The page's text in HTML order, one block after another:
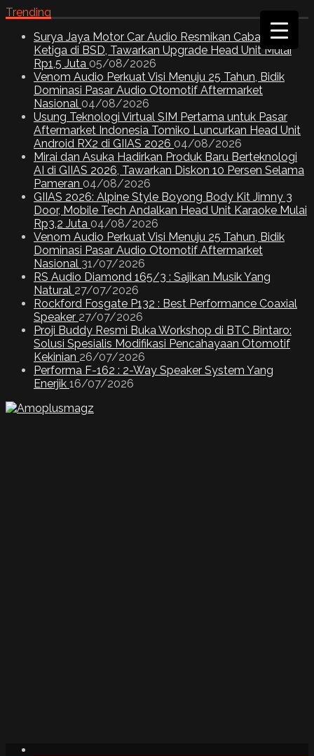
Trending
Surya Jaya Motor Car Audio Resmikan Cabang
Ketiga di BSD, Tawarkan Upgrade Head Unit Mulai
Rp1,5 Juta 05/08/2026
Venom Audio Perkuat Visi Menuju 25 Tahun, Bidik
Dominasi Pasar Audio Otomotif Aftermarket
Nasional 04/08/2026
Usung Teknologi Virtual SIM Pertama untuk Pasar
Aftermarket Indonesia Tomiko Luncurkan Head Unit
Android RX2 di GIIAS 2026 04/08/2026
Mirai dan Asuka Hadirkan Produk Baru Berteknologi
AI di GIIAS 2026, Tawarkan Diskon 10 Persen Selama
Pameran 04/08/2026
GIIAS 2026: Alpine Style Boyong Body Kit Jimny 3
Door, Mobile Tech Andalkan Head Unit Karaoke Mulai
Rp3,2 Juta 04/08/2026
Venom Audio Perkuat Visi Menuju 25 Tahun, Bidik
Dominasi Pasar Audio Otomotif Aftermarket
Nasional 31/07/2026
RS Audio Diamond 165/3 : Sajikan Musik Yang
Natural 27/07/2026
Rockford Fosgate P132 : Best Performance Coaxial
Speaker 27/07/2026
Proji Buddy Resmi Buka Workshop di BTC Bintaro:
Solusi Spesialis Modifikasi Pencahayaan Otomotif
Kekinian 26/07/2026
Performa F-162 : 2-Way Speaker System Yang
Enerjik 16/07/2026